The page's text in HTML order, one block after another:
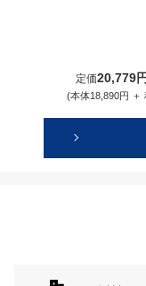
定価20,779円
(本体18,890円 ＋